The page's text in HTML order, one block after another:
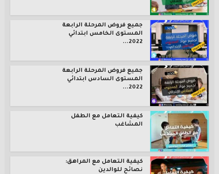
جميع فروض المرحلة الرابعة
المستوى الخامس ابتدائي
2022...
جميع فروض المرحلة الرابعة
المستوى السادس ابتدائي
2022...
كيفية التعامل مع الطفل
المشاغب
كيفية التعامل مع المراهق:
نصائح للوالدين